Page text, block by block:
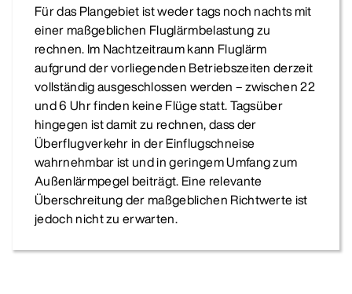
Für das Plangebiet ist weder tags noch nachts mit
einer maßgeblichen Fluglärmbelastung zu
rechnen. Im Nachtzeitraum kann Fluglärm
aufgrund der vorliegenden Betriebszeiten derzeit
vollständig ausgeschlossen werden – zwischen 22
und 6 Uhr finden keine Flüge statt. Tagsüber
hingegen ist damit zu rechnen, dass der
Überflugverkehr in der Einflugschneise
wahrnehmbar ist und in geringem Umfang zum
Außenlärmpegel beiträgt. Eine relevante
Überschreitung der maßgeblichen Richtwerte ist
jedoch nicht zu erwarten.